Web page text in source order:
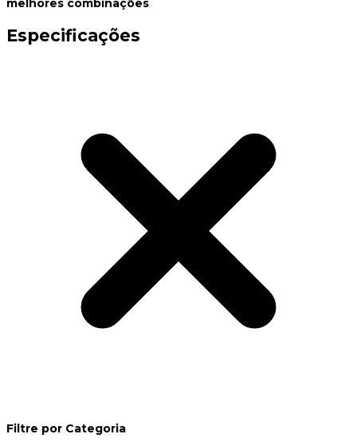
melhores combinações
Especificações
Filtre por Categoria